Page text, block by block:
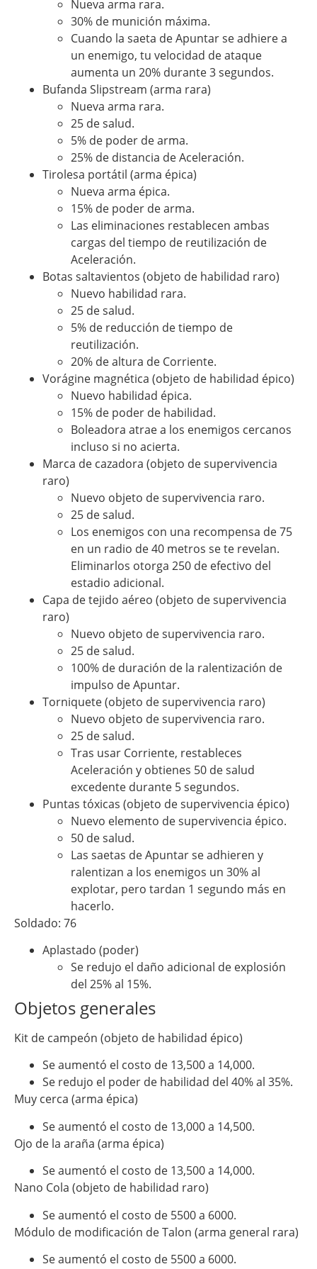
Nueva arma rara.
30% de munición máxima.
Cuando la saeta de Apuntar se adhiere a
un enemigo, tu velocidad de ataque
aumenta un 20% durante 3 segundos.
Bufanda Slipstream (arma rara)
Nueva arma rara.
25 de salud.
5% de poder de arma.
25% de distancia de Aceleración.
Tirolesa portátil (arma épica)
Nueva arma épica.
15% de poder de arma.
Las eliminaciones restablecen ambas
cargas del tiempo de reutilización de
Aceleración.
Botas saltavientos (objeto de habilidad raro)
Nuevo habilidad rara.
25 de salud.
5% de reducción de tiempo de
reutilización.
20% de altura de Corriente.
Vorágine magnética (objeto de habilidad épico)
Nuevo habilidad épica.
15% de poder de habilidad.
Boleadora atrae a los enemigos cercanos
incluso si no acierta.
Marca de cazadora (objeto de supervivencia
raro)
Nuevo objeto de supervivencia raro.
25 de salud.
Los enemigos con una recompensa de 75
en un radio de 40 metros se te revelan.
Eliminarlos otorga 250 de efectivo del
estadio adicional.
Capa de tejido aéreo (objeto de supervivencia
raro)
Nuevo objeto de supervivencia raro.
25 de salud.
100% de duración de la ralentización de
impulso de Apuntar.
Torniquete (objeto de supervivencia raro)
Nuevo objeto de supervivencia raro.
25 de salud.
Tras usar Corriente, restableces
Aceleración y obtienes 50 de salud
excedente durante 5 segundos.
Puntas tóxicas (objeto de supervivencia épico)
Nuevo elemento de supervivencia épico.
50 de salud.
Las saetas de Apuntar se adhieren y
ralentizan a los enemigos un 30% al
explotar, pero tardan 1 segundo más en
hacerlo.
Soldado: 76
Aplastado (poder)
Se redujo el daño adicional de explosión
del 25% al 15%.
Objetos generales
Kit de campeón (objeto de habilidad épico)
Se aumentó el costo de 13,500 a 14,000.
Se redujo el poder de habilidad del 40% al 35%.
Muy cerca (arma épica)
Se aumentó el costo de 13,000 a 14,500.
Ojo de la araña (arma épica)
Se aumentó el costo de 13,500 a 14,000.
Nano Cola (objeto de habilidad raro)
Se aumentó el costo de 5500 a 6000.
Módulo de modificación de Talon (arma general rara)
Se aumentó el costo de 5500 a 6000.